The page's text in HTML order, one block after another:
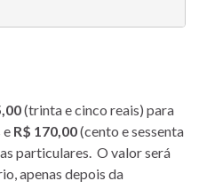
(trinta e cinco reais) para
e R$ 170,00(cento e sessenta
particulares. O valor será
apenas depois da